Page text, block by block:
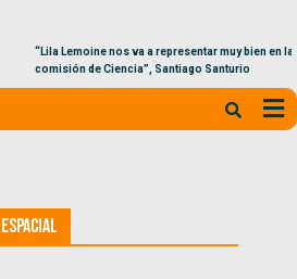
“Lila Lemoine nos va a representar muy bien en la
comisión de Ciencia”, Santiago Santurio